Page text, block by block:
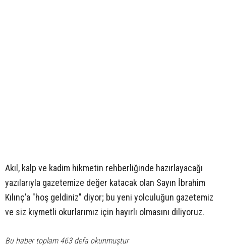
Akıl, kalp ve kadim hikmetin rehberliğinde hazırlayacağı
yazılarıyla gazetemize değer katacak olan Sayın İbrahim
Kılınç’a "hoş geldiniz" diyor; bu yeni yolculuğun gazetemiz
ve siz kıymetli okurlarımız için hayırlı olmasını diliyoruz.
Bu haber toplam 463 defa okunmuştur